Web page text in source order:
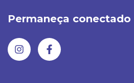
Permaneça conectado